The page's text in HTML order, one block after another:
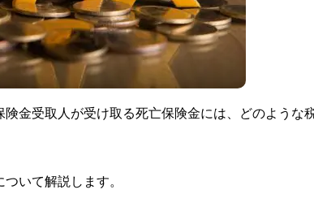
金受取人が受け取る死亡保険金には、どのような
いて解説します。